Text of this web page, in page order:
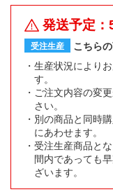
発送予定：
受注生産
こちら
生産状況により
す。
ご注文内容の変
さい。
別の商品と同時
にあわせます。
受注生産商品と
間内であっても
ざいます。